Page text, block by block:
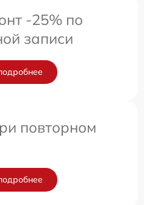
-25% по
записи
повторном